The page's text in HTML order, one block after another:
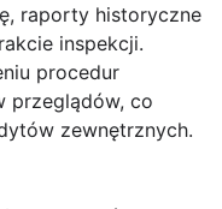
raporty historyczne
inspekcji.
procedur
przeglądów, co
zewnętrznych.